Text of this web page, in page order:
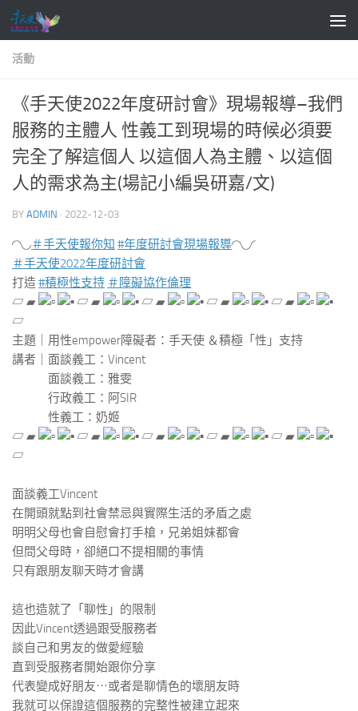
Skip to content
活動
《手天使2022年度研討會》現場報導–我們
服務的主體人 性義工到現場的時候必須要
完全了解這個人 以這個人為主體、以這個
人的需求為主(場記小編吳研嘉/文)
BY ADMIN · 2022-12-03
◜◝◟◞＃手天使報你知 #年度研討會現場報導◜◝◟◞◜
＃手天使2022年度研討會
打造 #積極性支持 ＃障礙協作倫理
▱ ▰
▱ ▰ ▱ ▰ ▱ ▰
▱ ▰
▱
主題｜用性empower障礙者：手天使 ＆積極「性」支持
講者｜面談義工：Vincent
面談義工：雅雯
行政義工：阿SIR
性義工：奶姬
▱ ▰
▱ ▰ ▱ ▰ ▱ ▰
▱ ▰
▱
面談義工Vincent
在開頭就點到社會禁忌與實際生活的矛盾之處
明明父母也會自慰會打手槍，兄弟姐妹都會
但問父母時，卻絕口不提相關的事情
只有跟朋友聊天時才會講
這也造就了「聊性」的限制
因此Vincent透過跟受服務者
談自己和男友的做愛經驗
直到受服務者開始跟你分享
代表變成好朋友⋯或者是聊情色的壞朋友時
我就可以保證這個服務的完整性被建立起來